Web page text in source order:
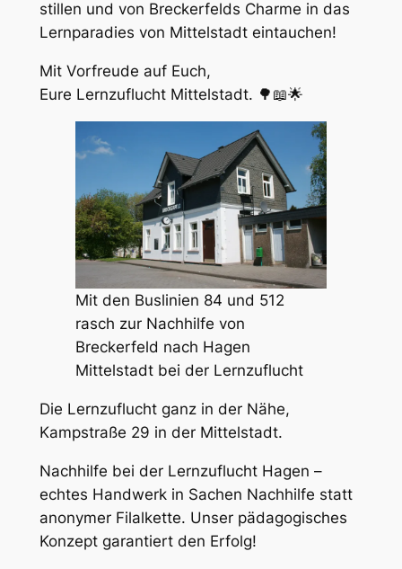
stillen und von Breckerfelds Charme in das
Lernparadies von Mittelstadt eintauchen!
Mit Vorfreude auf Euch,
Eure Lernzuflucht Mittelstadt. 🌳📖🌟
Mit den Buslinien 84 und 512
rasch zur Nachhilfe von
Breckerfeld nach Hagen
Mittelstadt bei der Lernzuflucht
Die Lernzuflucht ganz in der Nähe,
Kampstraße 29 in der Mittelstadt.
Nachhilfe bei der Lernzuflucht Hagen –
echtes Handwerk in Sachen Nachhilfe statt
anonymer Filalkette. Unser pädagogisches
Konzept garantiert den Erfolg!